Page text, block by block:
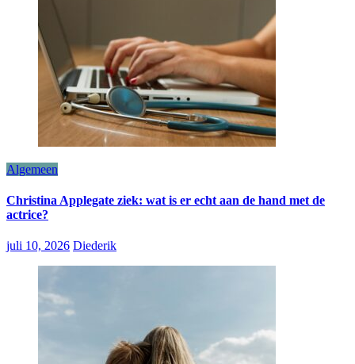
Algemeen
Christina Applegate ziek: wat is er echt aan de hand met de
actrice?
juli 10, 2026 Diederik